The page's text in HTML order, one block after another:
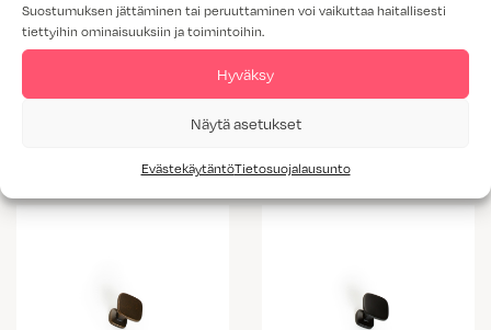
Suostumuksen jättäminen tai peruuttaminen voi vaikuttaa haitallisesti
tiettyihin ominaisuuksiin ja toimintoihin.
Hyväksy
Näytä asetukset
EvästekäytäntöTietosuojalausunto
Nuppivedin 523 Nuppivedin 524